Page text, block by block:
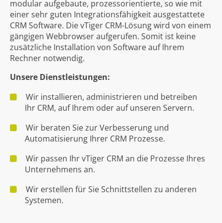
modular aufgebaute, prozessorientierte, so wie mit
einer sehr guten Integrationsfähigkeit ausgestattete
CRM Software. Die vTiger CRM-Lösung wird von einem
gängigen Webbrowser aufgerufen. Somit ist keine
zusätzliche Installation von Software auf Ihrem
Rechner notwendig.
Unsere Dienstleistungen:
Wir installieren, administrieren und betreiben
Ihr CRM, auf Ihrem oder auf unseren Servern.
Wir beraten Sie zur Verbesserung und
Automatisierung Ihrer CRM Prozesse.
Wir passen Ihr vTiger CRM an die Prozesse Ihres
Unternehmens an.
Wir erstellen für Sie Schnittstellen zu anderen
Systemen.